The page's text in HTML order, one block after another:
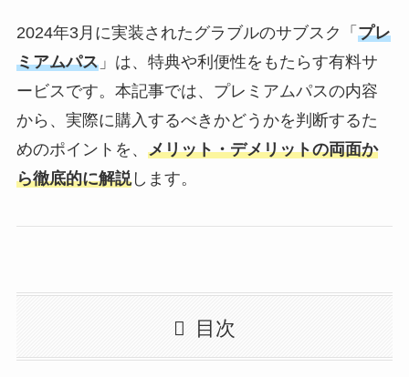
2024年3月に実装されたグラブルのサブスク「 プレ
ミアムパス」は、特典や利便性をもたらす有料サ
ービスです。本記事では、プレミアムパスの内容
から、実際に購入するべきかどうかを判断するた
めのポイントを、 メリット・デメリットの両面か
ら徹底的に解説します。
目次